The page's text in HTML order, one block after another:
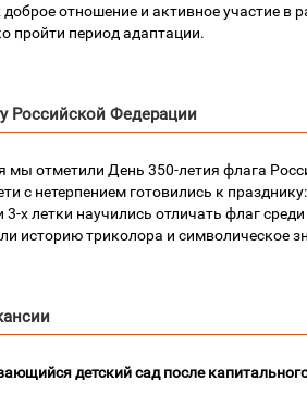
доброе отношение и активное участие в
пройти период адаптации.
Российской Федерации
мы отметили День 350-летия флага
с нетерпением готовились к
х летки научились отличать флаг
историю триколора и символическое
детский сад после